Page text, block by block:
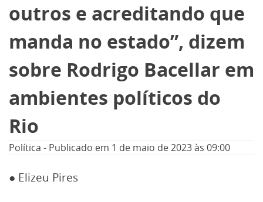
Opinião
Informe especial
outros e acreditando que
manda no estado”, dizem
sobre Rodrigo Bacellar em
ambientes políticos do
Rio
Política - Publicado em 1 de maio de 2023às 09:00
● Elizeu Pires